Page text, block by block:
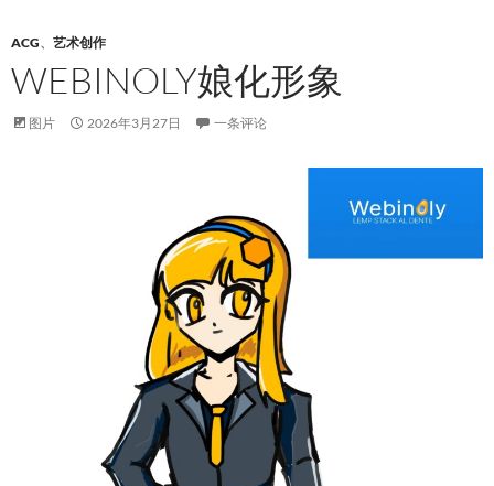
ACG、 艺术创作
WEBINOLY娘化形象
图片 2026年3月27日 一条评论